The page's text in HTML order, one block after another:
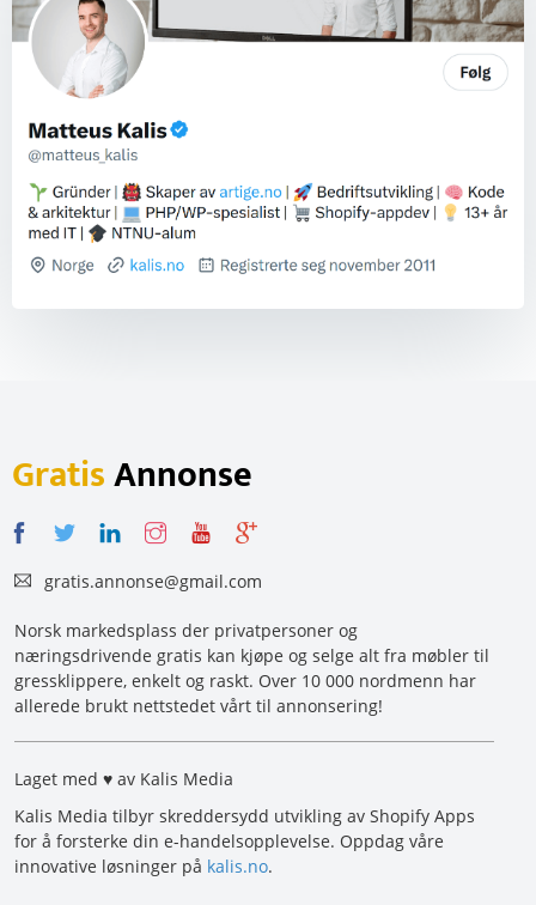
GratisAnnonse
gratis.annonse@gmail.com
Norsk markedsplass der privatpersoner og
næringsdrivende gratis kan kjøpe og selge alt fra møbler til
gressklippere, enkelt og raskt. Over 10 000 nordmenn har
allerede brukt nettstedet vårt til annonsering!
Laget med ♥ av Kalis Media
Kalis Media tilbyr skreddersydd utvikling av Shopify Apps
for å forsterke din e-handelsopplevelse. Oppdag våre
innovative løsninger på kalis.no.